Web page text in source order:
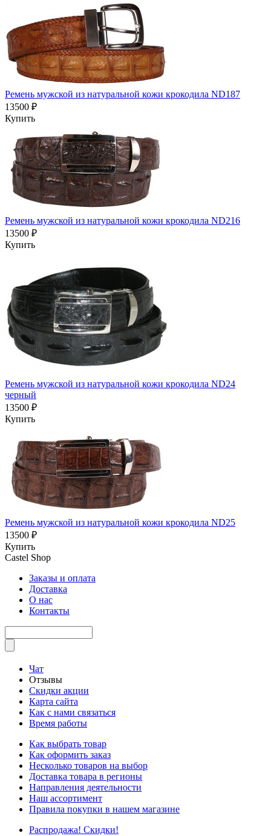
Ремень мужской из натуральной кожи крокодила ND187
13500 ₽
Купить
Ремень мужской из натуральной кожи крокодила ND216
13500 ₽
Купить
Ремень мужской из натуральной кожи крокодила ND24
черный
13500 ₽
Купить
Ремень мужской из натуральной кожи крокодила ND25
13500 ₽
Купить
Castel Shop
Заказы и оплата
Доставка
О нас
Контакты
Чат
Отзывы
Скидки акции
Карта сайта
Как с нами связаться
Время работы
Как выбрать товар
Как оформить заказ
Несколько товаров на выбор
Доставка товара в регионы
Направления деятельности
Наш ассортимент
Правила покупки в нашем магазине
Распродажа! Скидки!